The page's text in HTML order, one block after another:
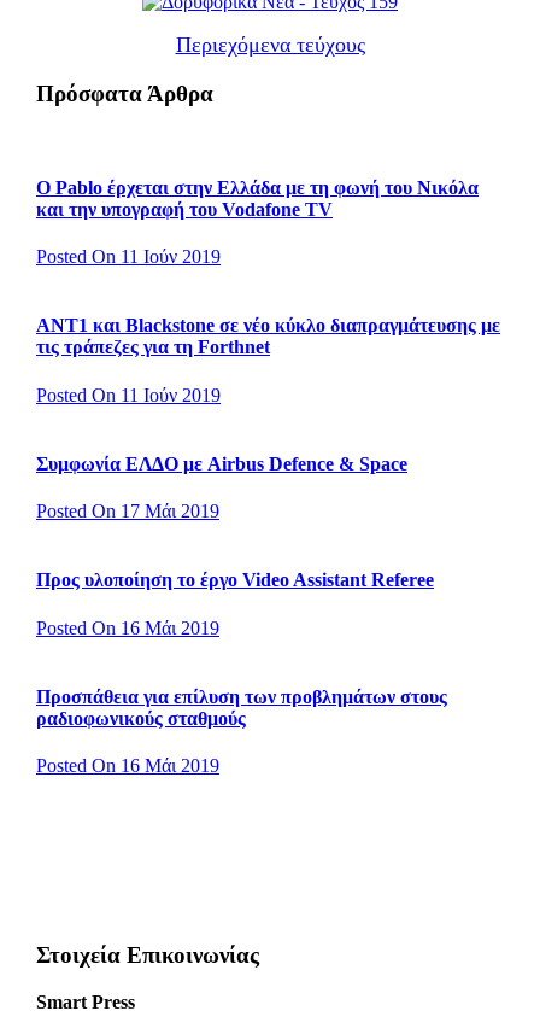
Περιεχόμενα τεύχους
Πρόσφατα Άρθρα
Ο Pablo έρχεται στην Ελλάδα με τη φωνή του Νικόλα
και την υπογραφή του Vodafone TV
Posted On 11 Ιούν 2019
ΑΝΤ1 και Blackstone σε νέο κύκλο διαπραγμάτευσης με
τις τράπεζες για τη Forthnet
Posted On 11 Ιούν 2019
Συμφωνία ΕΛΔΟ με Airbus Defence & Space
Posted On 17 Μάι 2019
Προς υλοποίηση το έργο Video Assistant Referee
Posted On 16 Μάι 2019
Προσπάθεια για επίλυση των προβλημάτων στους
ραδιοφωνικούς σταθμούς
Posted On 16 Μάι 2019
Στοιχεία Επικοινωνίας
Smart Press